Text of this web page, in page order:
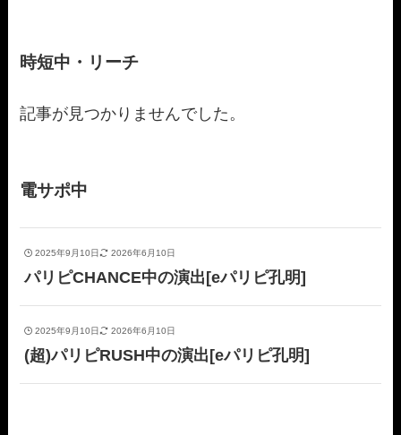
時短中・リーチ
記事が見つかりませんでした。
電サポ中
2025年9月10日 2026年6月10日
パリピCHANCE中の演出[eパリピ孔明]
2025年9月10日 2026年6月10日
(超)パリピRUSH中の演出[eパリピ孔明]